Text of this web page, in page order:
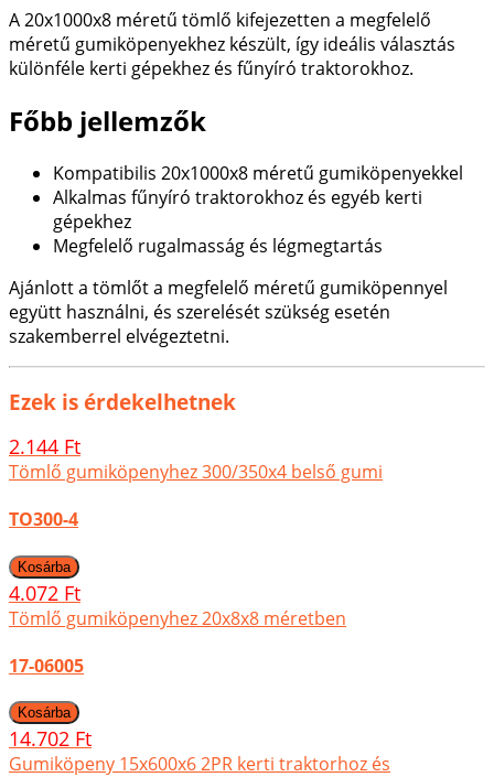
A 20x1000x8 méretű tömlő kifejezetten a megfelelő
méretű gumiköpenyekhez készült, így ideális választás
különféle kerti gépekhez és fűnyíró traktorokhoz.
Főbb jellemzők
Kompatibilis 20x1000x8 méretű gumiköpenyekkel
Alkalmas fűnyíró traktorokhoz és egyéb kerti
gépekhez
Megfelelő rugalmasság és légmegtartás
Ajánlott a tömlőt a megfelelő méretű gumiköpennyel
együtt használni, és szerelését szükség esetén
szakemberrel elvégeztetni.
Ezek is érdekelhetnek
2.144 Ft
Tömlő gumiköpenyhez 300/350x4 belső gumi
TO300-4
4.072 Ft
Tömlő gumiköpenyhez 20x8x8 méretben
17-06005
14.702 Ft
Gumiköpeny 15x600x6 2PR kerti traktorhoz és